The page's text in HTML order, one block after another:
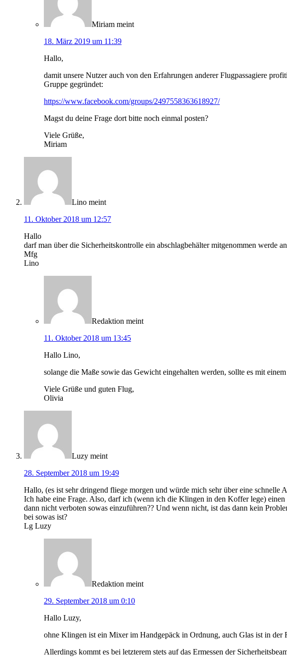
Miriam meint
18. März 2019 um 11:39
Hallo,
damit unsere Nutzer auch von den Erfahrungen anderer Flugpassagiere
Gruppe gegründet:
https://www.facebook.com/groups/2497558363618927/
Magst du deine Frage dort bitte noch einmal posten?
Viele Grüße,
Miriam
Lino meint
11. Oktober 2018 um 12:57
Hallo
darf man über die Sicherheitskontrolle ein abschlagbehälter mitgenommen werde
Mfg
Lino
Redaktion meint
11. Oktober 2018 um 13:45
Hallo Lino,
solange die Maße sowie das Gewicht eingehalten werden, sollte es mit
Viele Grüße und guten Flug,
Olivia
Luzy meint
28. September 2018 um 19:49
Hallo, (es ist sehr dringend fliege morgen und würde mich sehr über eine schnelle
Ich habe eine Frage. Also, darf ich (wenn ich die Klingen in den Koffer lege)
dann nicht verboten sowas einzuführen?? Und wenn nicht, ist das dann kein
bei sowas ist?
Lg Luzy
Redaktion meint
29. September 2018 um 0:10
Hallo Luzy,
ohne Klingen ist ein Mixer im Handgepäck in Ordnung, auch Glas ist in der
Allerdings kommt es bei letzterem stets auf das Ermessen der